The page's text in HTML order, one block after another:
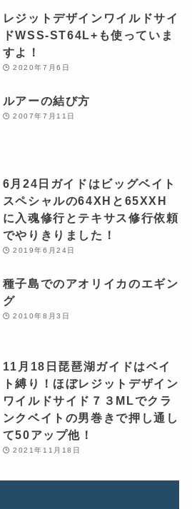
レジットデザインワイルドサイ
ドWSS-ST64L+も使っていま
すよ！
2020年7月6日
ルアーの結び方
2007年7月11日
6月24日ガイドはビッグベイト
スペシャルの64XHと65XXH
に入魂修行とテキサス修行依頼
でやりきりました！
2019年6月24日
種子島でのアオリイカのエギン
グ
2010年8月3日
11月18日琵琶湖ガイドはベイ
ト縛り！ほぼレジットデザイン
ワイルドサイド７３MLでクラ
ンクベイトの男巻きで押し通し
て50アップ他！
2021年11月18日